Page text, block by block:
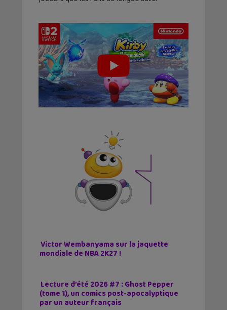
Victor Wembanyama sur la jaquette
mondiale de NBA 2K27 !
Lecture d’été 2026 #7 : Ghost Pepper
(tome 1), un comics post-apocalyptique
par un auteur français